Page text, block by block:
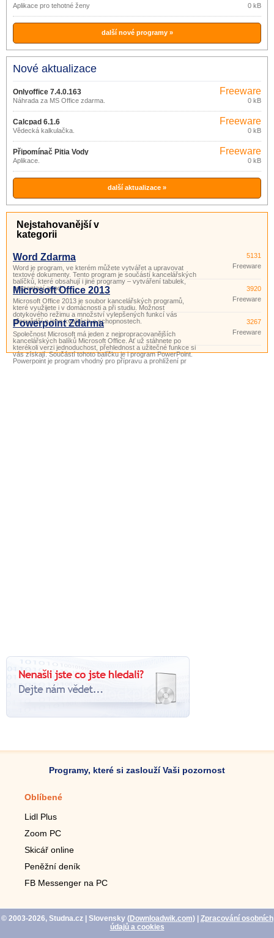
Aplikace pro tehotné ženy 0 kB
další nové programy »
Nové aktualizace
Onlyoffice 7.4.0.163
Náhrada za MS Office zdarma.
Freeware
0 kB
Calcpad 6.1.6
Vědecká kalkulačka.
Freeware
0 kB
Připomínač Pitia Vody
Aplikace.
Freeware
0 kB
další aktualizace »
Nejstahovanější v
kategorii
Word Zdarma
Word je program, ve kterém můžete vytvářet a upravovat
textové dokumenty. Tento program je součástí kancelářských
balíčků, které obsahují i ​​jiné programy – vytváření tabulek,
prezentací apod.
5131
Freeware
Microsoft Office 2013
Microsoft Office 2013 je soubor kancelářských programů,
které využijete i v domácnosti a při studiu. Možnost
dotykového režimu a množství vylepšených funkcí vás
přesvědčí o jeho kvalitách a schopnostech.
3920
Freeware
Powerpoint Zdarma
Společnost Microsoft má jeden z nejpropracovanějších
kancelářských balíků Microsoft Office. Ať už stáhnete po
kterékoli verzi jednoduchost, přehlednost a užitečné funkce si
vás získají. Součástí tohoto balíčku je i program PowerPoint.
Powerpoint je program vhodný pro přípravu a prohlížení pr
3267
Freeware
Programy, které si zaslouží Vaši pozornost
Oblíbené
Lidl Plus
Zoom PC
Skicář online
Peněžní deník
FB Messenger na PC
© 2003-2026, Studna.cz| Slovensky (Downloadwik.com)| Zpracování osobních
údajů a cookies